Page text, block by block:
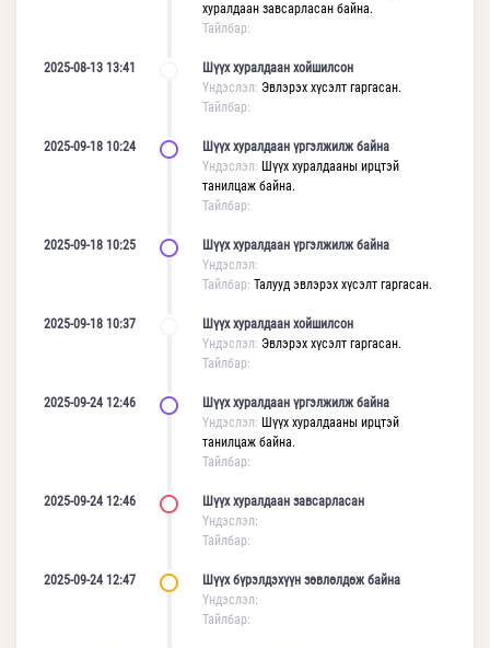
хуралдаан завсарласан байна.
Тайлбар:
2025-08-13 13:41
Шүүх хуралдаан хойшилсон
Үндэслэл: Эвлэрэх хүсэлт гаргасан.
Тайлбар:
2025-09-18 10:24
Шүүх хуралдаан үргэлжилж байна
Үндэслэл: Шүүх хуралдааны ирцтэй
танилцаж байна.
Тайлбар:
2025-09-18 10:25
Шүүх хуралдаан үргэлжилж байна
Үндэслэл:
Тайлбар: Талууд эвлэрэх хүсэлт гаргасан.
2025-09-18 10:37
Шүүх хуралдаан хойшилсон
Үндэслэл: Эвлэрэх хүсэлт гаргасан.
Тайлбар:
2025-09-24 12:46
Шүүх хуралдаан үргэлжилж байна
Үндэслэл: Шүүх хуралдааны ирцтэй
танилцаж байна.
Тайлбар:
2025-09-24 12:46
Шүүх хуралдаан завсарласан
Үндэслэл:
Тайлбар:
2025-09-24 12:47
Шүүх бүрэлдэхүүн зөвлөлдөж байна
Үндэслэл:
Тайлбар: